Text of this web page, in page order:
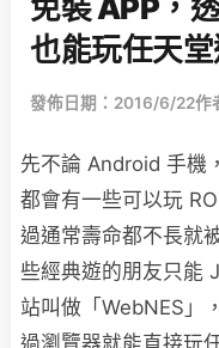
免裝 APP，
也能玩任天
發佈日期：2016/6/22作
先不論 Android 手機
都會有一些可以玩
過通常壽命都不長就
些經典遊的朋友只能
站叫做「WebNES」
過瀏覽器就能直接玩